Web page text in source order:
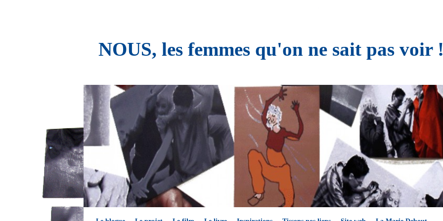
NOUS, les femmes qu'on ne sait pas voir